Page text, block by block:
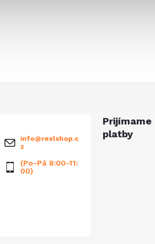
info@reslshop.c
z
(Po-Pá 8:00-11:
00)
Prijímame
platby